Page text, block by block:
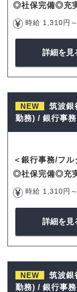
◎社保完備◎充
時給 1,310円
詳細を見
NEW
筑波
勤務) / 銀行事務
＜銀行事務/フ
◎社保完備◎充
時給 1,310円
詳細を見
NEW
筑波
勤務) / 銀行事務